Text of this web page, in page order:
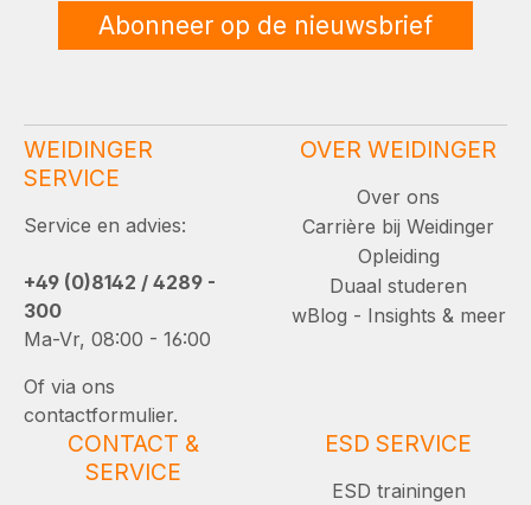
Abonneer op de nieuwsbrief
WEIDINGER
SERVICE
Service en advies:
+49 (0)8142 / 4289 -
300
Ma-Vr, 08:00 - 16:00
Of via ons
contactformulier.
OVER WEIDINGER
Over ons
Carrière bij Weidinger
Opleiding
Duaal studeren
wBlog - Insights & meer
CONTACT &
SERVICE
ESD SERVICE
ESD trainingen